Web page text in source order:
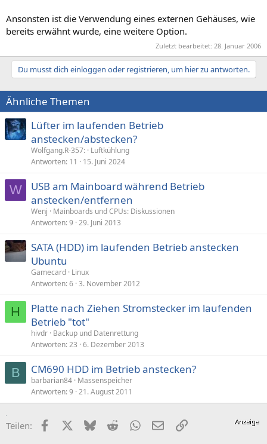
Ansonsten ist die Verwendung eines externen Gehäuses, wie
bereits erwähnt wurde, eine weitere Option.
Zuletzt bearbeitet: 28. Januar 2006
Du musst dich einloggen oder registrieren, um hier zu antworten.
Ähnliche Themen
Lüfter im laufenden Betrieb
anstecken/abstecken?
Wolfgang.R-357: Luftkühlung
Antworten 11 15. Juni 2024
W
USB am Mainboard während Betrieb
anstecken/entfernen
Wenj
Mainboards und CPUs: Diskussionen
Antworten 9 29. Juni 2013
SATA (HDD) im laufenden Betrieb anstecken
Ubuntu
Gamecard Linux
Antworten 6 3. November 2012
H
Platte nach Ziehen Stromstecker im laufenden
Betrieb "tot"
hivdr Backup und Datenrettung
Antworten 23 6. Dezember 2013
B CM690 HDD im Betrieb anstecken?
barbarian84 Massenspeicher
Antworten 9 21. August 2011
Teilen: FacebookX (Twitter)
BlueskyRedditWhatsApp
E-MailLink